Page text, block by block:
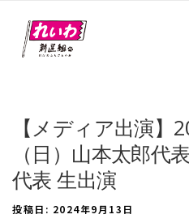
【メディア出演】
（日）山本太郎代
代表 生出演
投稿日: 2024年9月13日